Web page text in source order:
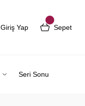
Giriş Yap Sepet
Seri Sonu